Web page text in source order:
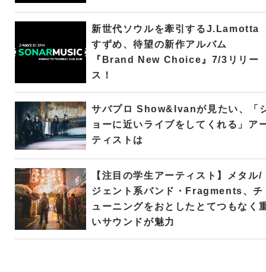
新世代ソウルを牽引するJ.Lamotta
すずめ、待望の新作アルバム
『Brand New Choice』7/3リリー
ス！
サバプロ Show&Ivanが見たい、「
ョーに近いライブをしてくれる」ア
ティストは
【注目の学生アーティスト】メタル/
ジェント系バンド・Fragments、チ
ューニングをおとしたとてつもなく
いサウンドが魅力